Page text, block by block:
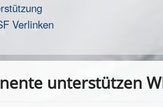
Verlinken
unterstützen